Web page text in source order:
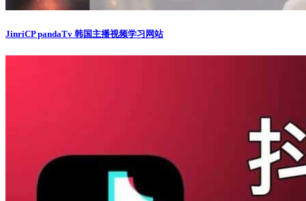
JinriCP pandaTv 韩国主播视频学习网站